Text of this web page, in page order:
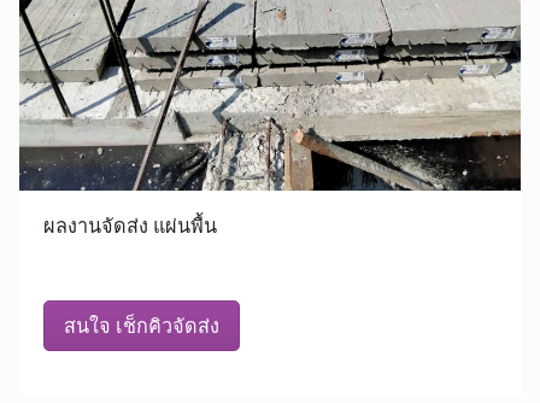
ผลงานจัดส่ง แผ่นพื้น
สนใจ เช็กคิวจัดส่ง